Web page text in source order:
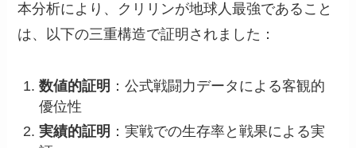
本分析により、クリリンが地球人最強であること
は、以下の三重構造で証明されました：
数値的証明 ：公式戦闘力データによる客観的
優位性
実績的証明 ：実戦での生存率と戦果による実